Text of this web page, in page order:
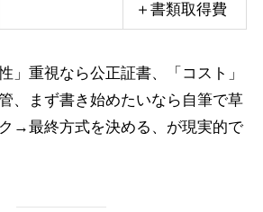
＋書類取得費
」重視なら公正証書、「コスト」
、まず書き始めたいなら自筆で草
→最終方式を決める、が現実的で